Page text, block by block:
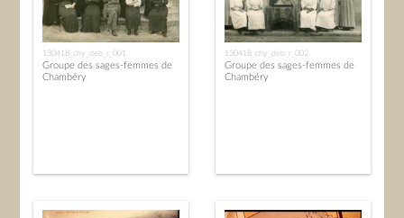
130418_chy_deb_r_001
Groupe des sages-femmes de
Chambéry
130418_chy_deb_r_002
Groupe des sages-femmes de
Chambéry